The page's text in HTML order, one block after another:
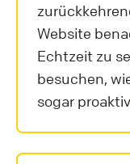
Website
Echtzeit zu
besuchen,
sogar proaktiv